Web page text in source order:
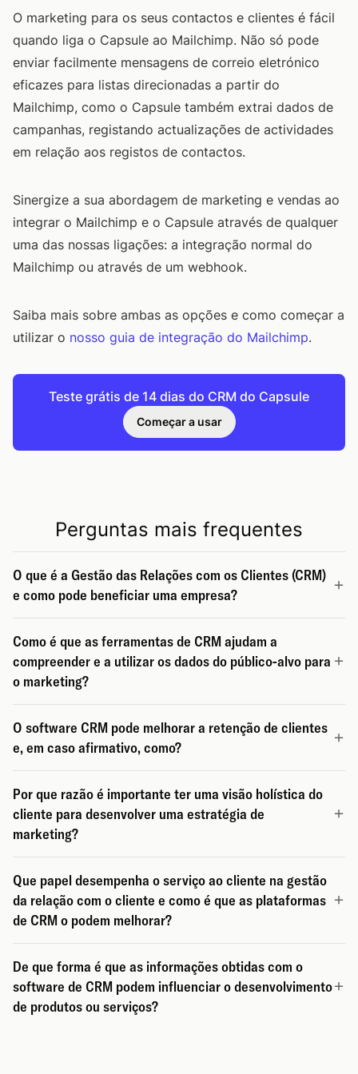
O marketing para os seus contactos e clientes é fácil
quando liga o Capsule ao Mailchimp. Não só pode
enviar facilmente mensagens de correio eletrónico
eficazes para listas direcionadas a partir do
Mailchimp, como o Capsule também extrai dados de
campanhas, registando actualizações de actividades
em relação aos registos de contactos.
Sinergize a sua abordagem de marketing e vendas ao
integrar o Mailchimp e o Capsule através de qualquer
uma das nossas ligações: a integração normal do
Mailchimp ou através de um webhook.
Saiba mais sobre ambas as opções e como começar a
utilizar o nosso guia de integração do Mailchimp.
Teste grátis de 14 dias do CRM do Capsule
Começar a usar
Perguntas mais frequentes
O que é a Gestão das Relações com os Clientes (CRM)
e como pode beneficiar uma empresa?
Como é que as ferramentas de CRM ajudam a
compreender e a utilizar os dados do público-alvo para
o marketing?
O software CRM pode melhorar a retenção de clientes
e, em caso afirmativo, como?
Por que razão é importante ter uma visão holística do
cliente para desenvolver uma estratégia de
marketing?
Que papel desempenha o serviço ao cliente na gestão
da relação com o cliente e como é que as plataformas
de CRM o podem melhorar?
De que forma é que as informações obtidas com o
software de CRM podem influenciar o desenvolvimento
de produtos ou serviços?